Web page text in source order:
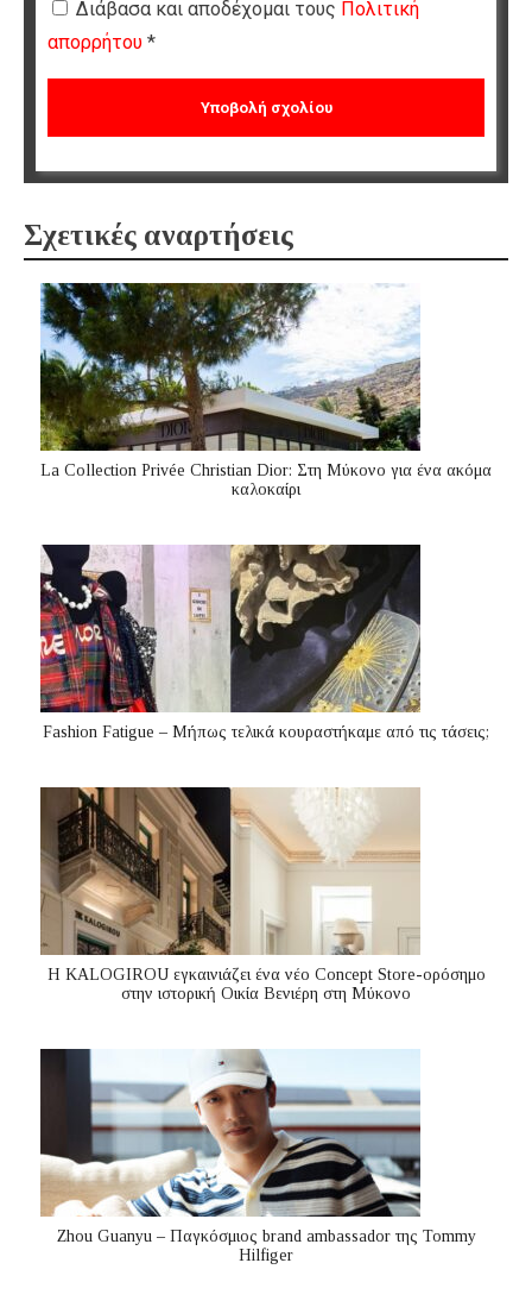
Διάβασα και αποδέχομαι τους Πολιτική
απορρήτου *
Σχετικές αναρτήσεις
La Collection Privée Christian Dior: Στη Μύκονο για ένα ακόμα
καλοκαίρι
Fashion Fatigue – Μήπως τελικά κουραστήκαμε από τις τάσεις;
Η KALOGIROU εγκαινιάζει ένα νέο Concept Store-ορόσημο
στην ιστορική Οικία Βενιέρη στη Μύκονο
Zhou Guanyu – Παγκόσμιος brand ambassador της Tommy
Hilfiger